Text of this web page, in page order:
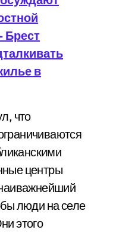
Брест
в
что
центры
люди на селе
этого